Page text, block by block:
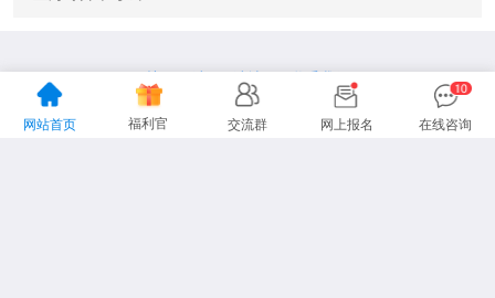
关于网站|网站地图|联系我们
地址：上海市杨浦区国定路335号复旦大学创业科技园2号楼15楼
咨询电话：13916151478
网站首页 福利官 交流群 网上报名 在线咨询